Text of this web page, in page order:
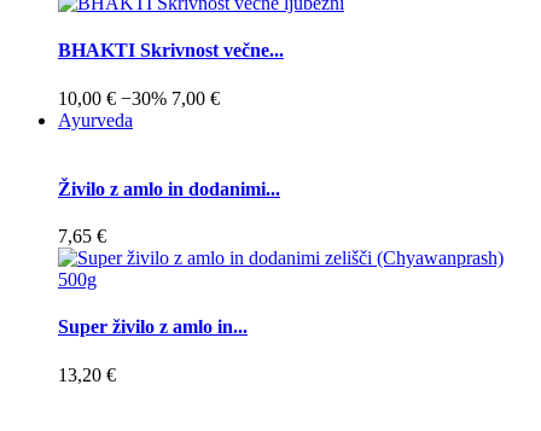
BHAKTI Skrivnost večne...
10,00 € −30% 7,00 €
Ayurveda
Živilo z amlo in dodanimi...
7,65 €
Super živilo z amlo in...
13,20 €